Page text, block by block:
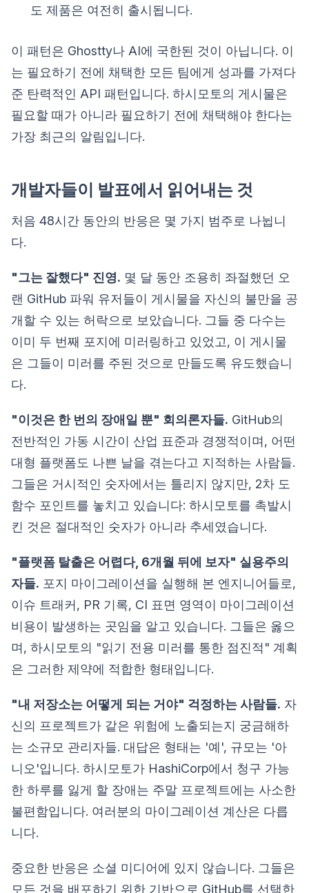
도 제품은 여전히 출시됩니다.
이 패턴은 Ghostty나 AI에 국한된 것이 아닙니다. 이
는 필요하기 전에 채택한 모든 팀에게 성과를 가져다
준 탄력적인 API 패턴입니다. 하시모토의 게시물은
필요할 때가 아니라 필요하기 전에 채택해야 한다는
가장 최근의 알림입니다.
개발자들이 발표에서 읽어내는 것
처음 48시간 동안의 반응은 몇 가지 범주로 나뉩니
다.
"그는 잘했다" 진영. 몇 달 동안 조용히 좌절했던 오
랜 GitHub 파워 유저들이 게시물을 자신의 불만을 공
개할 수 있는 허락으로 보았습니다. 그들 중 다수는
이미 두 번째 포지에 미러링하고 있었고, 이 게시물
은 그들이 미러를 주된 것으로 만들도록 유도했습니
다.
"이것은 한 번의 장애일 뿐" 회의론자들. GitHub의
전반적인 가동 시간이 산업 표준과 경쟁적이며, 어떤
대형 플랫폼도 나쁜 날을 겪는다고 지적하는 사람들.
그들은 거시적인 숫자에서는 틀리지 않지만, 2차 도
함수 포인트를 놓치고 있습니다: 하시모토를 촉발시
킨 것은 절대적인 숫자가 아니라 추세였습니다.
"플랫폼 탈출은 어렵다, 6개월 뒤에 보자" 실용주의
자들. 포지 마이그레이션을 실행해 본 엔지니어들로,
이슈 트래커, PR 기록, CI 표면 영역이 마이그레이션
비용이 발생하는 곳임을 알고 있습니다. 그들은 옳으
며, 하시모토의 "읽기 전용 미러를 통한 점진적" 계획
은 그러한 제약에 적합한 형태입니다.
"내 저장소는 어떻게 되는 거야" 걱정하는 사람들. 자
신의 프로젝트가 같은 위험에 노출되는지 궁금해하
는 소규모 관리자들. 대답은 형태는 '예', 규모는 '아
니오'입니다. 하시모토가 HashiCorp에서 청구 가능
한 하루를 잃게 할 장애는 주말 프로젝트에는 사소한
불편함입니다. 여러분의 마이그레이션 계산은 다릅
니다.
중요한 반응은 소셜 미디어에 있지 않습니다. 그들은
모든 것을 배포하기 위한 기반으로 GitHub를 선택한